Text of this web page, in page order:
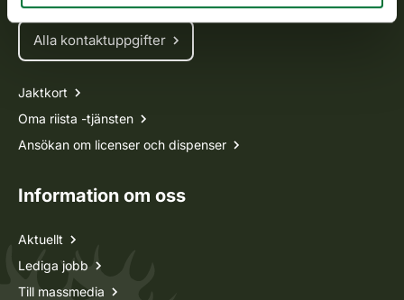
Alla kontaktuppgifter
Jaktkort
Oma riista -tjänsten
Ansökan om licenser och dispenser
Information om oss
Aktuellt
Lediga jobb
Till massmedia